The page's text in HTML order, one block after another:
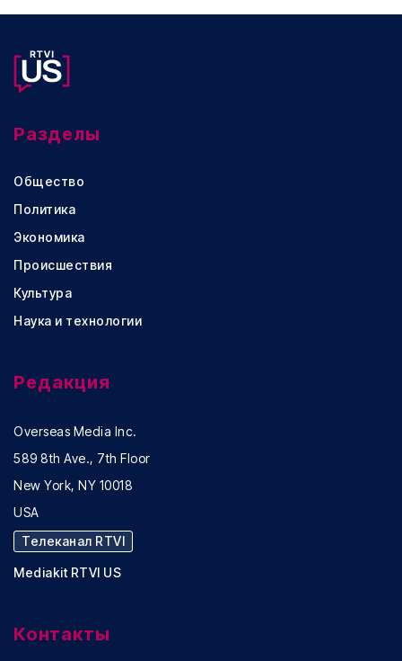
Разделы
Общество
Политика
Экономика
Происшествия
Культура
Наука и технологии
Редакция
Overseas Media Inc.
589 8th Ave., 7th Floor
New York, NY 10018
USA
Телеканал RTVI
Mediakit RTVI US
Контакты